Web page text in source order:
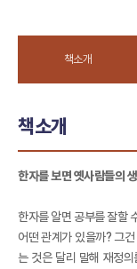
책소개
책소개
한자를 보면 옛사람들의
한자를 알면 공부를 잘할
어떤 관계가 있을까? 그
는 것은 달리 말해 재정의